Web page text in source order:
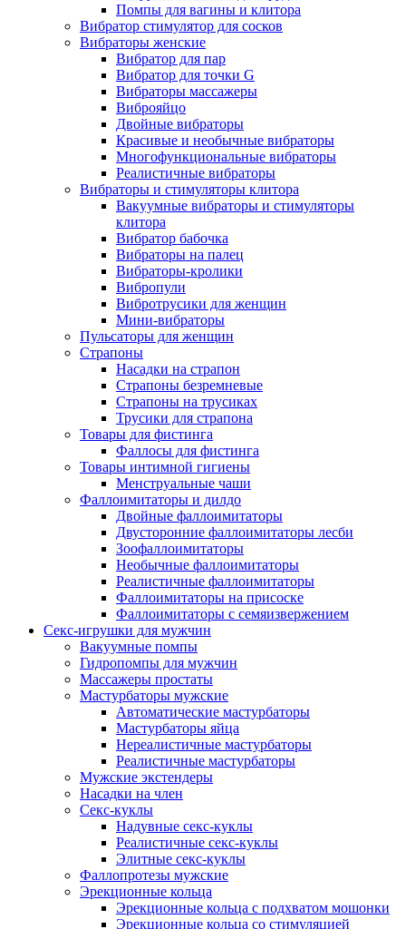
Помпы для вагины и клитора
Вибратор стимулятор для сосков
Вибраторы женские
Вибратор для пар
Вибратор для точки G
Вибраторы массажеры
Виброяйцо
Двойные вибраторы
Красивые и необычные вибраторы
Многофункциональные вибраторы
Реалистичные вибраторы
Вибраторы и стимуляторы клитора
Вакуумные вибраторы и стимуляторы
клитора
Вибратор бабочка
Вибраторы на палец
Вибраторы-кролики
Вибропули
Вибротрусики для женщин
Мини-вибраторы
Пульсаторы для женщин
Страпоны
Насадки на страпон
Страпоны безремневые
Страпоны на трусиках
Трусики для страпона
Товары для фистинга
Фаллосы для фистинга
Товары интимной гигиены
Менструальные чаши
Фаллоимитаторы и дилдо
Двойные фаллоимитаторы
Двусторонние фаллоимитаторы лесби
Зоофаллоимитаторы
Необычные фаллоимитаторы
Реалистичные фаллоимитаторы
Фаллоимитаторы на присоске
Фаллоимитаторы с семяизвержением
Секс-игрушки для мужчин
Вакуумные помпы
Гидропомпы для мужчин
Массажеры простаты
Мастурбаторы мужские
Автоматические мастурбаторы
Мастурбаторы яйца
Нереалистичные мастурбаторы
Реалистичные мастурбаторы
Мужские экстендеры
Насадки на член
Секс-куклы
Надувные секс-куклы
Реалистичные секс-куклы
Элитные секс-куклы
Фаллопротезы мужские
Эрекционные кольца
Эрекционные кольца с подхватом мошонки
Эрекционные кольца со стимуляцией